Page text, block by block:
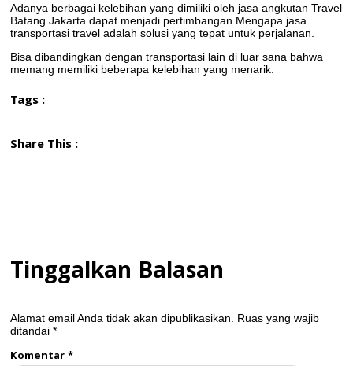
Adanya berbagai kelebihan yang dimiliki oleh jasa angkutan Travel
Batang Jakarta dapat menjadi pertimbangan Mengapa jasa
transportasi travel adalah solusi yang tepat untuk perjalanan.
Bisa dibandingkan dengan transportasi lain di luar sana bahwa
memang memiliki beberapa kelebihan yang menarik.
Tags :
Share This :
Tinggalkan Balasan
Alamat email Anda tidak akan dipublikasikan.
Ruas yang wajib
ditandai *
Komentar*